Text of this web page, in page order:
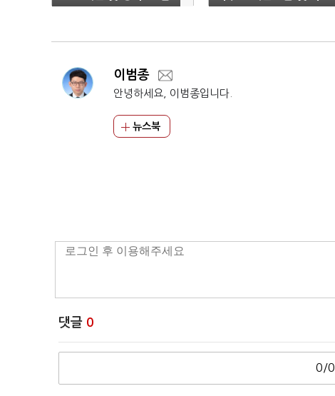
박
업
이범종
안녕하세요, 이범종입니다.
뉴스북
댓글 0
0/0